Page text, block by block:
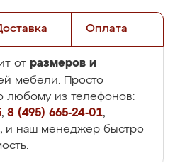
Оплата
от размеров и
мебели. Просто
любому из телефонов:
, 8 (495) 665-24-01,
, и наш менеджер быстро